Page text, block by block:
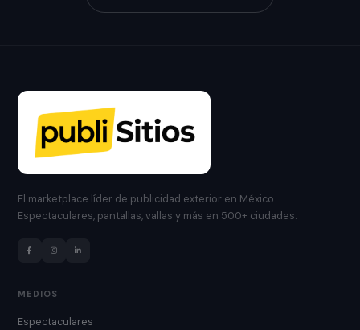
El marketplace líder de publicidad exterior en México.
Espectaculares, pantallas, vallas y más en 500+ ciudades.
MEDIOS
Espectaculares